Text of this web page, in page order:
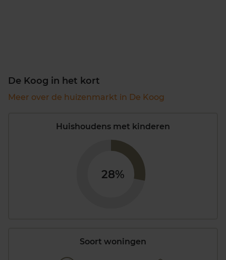
De Koog in het kort
Meer over de huizenmarkt in De Koog
Huishoudens met kinderen
28%
Soort woningen